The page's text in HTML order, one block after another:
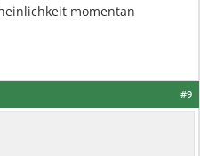
momentan
#9